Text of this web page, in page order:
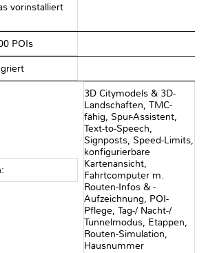
vorinstalliert
POIs
3D Citymodels & 3D-
Landschaften, TMC-
fähig, Spur-Assistent,
Text-to-Speech,
Signposts, Speed-Limits,
konfigurierbare
Kartenansicht,
Fahrtcomputer m.
Routen-Infos & -
Aufzeichnung, POI-
Pflege, Tag-/ Nacht-/
Tunnelmodus, Etappen,
Routen-Simulation,
Hausnummer